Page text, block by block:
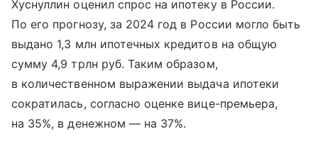
Хуснуллин оценил спрос на ипотеку в России.
По его прогнозу, за 2024 год в России могло быть
выдано 1,3 млн ипотечных кредитов на общую
сумму 4,9 трлн руб. Таким образом,
в количественном выражении выдача ипотеки
сократилась, согласно оценке вице-премьера,
на 35%, в денежном — на 37%.